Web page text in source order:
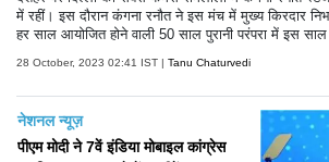
में रहीं। इस दौरान कंगना रनौत ने इस मंच में मुख्य किरदार
हर साल आयोजित होने वाली 50 साल पुरानी परंपरा में इस
किया। हालांकि तमाम कोशिशों के बाद भी वह रावण दहन नहीं
28 October, 2023 02:41 IST | Tanu Chaturvedi
नेशनल न्यूज़
पीएम मोदी ने 7वें इंडिया मोबाइल कांग्रेस